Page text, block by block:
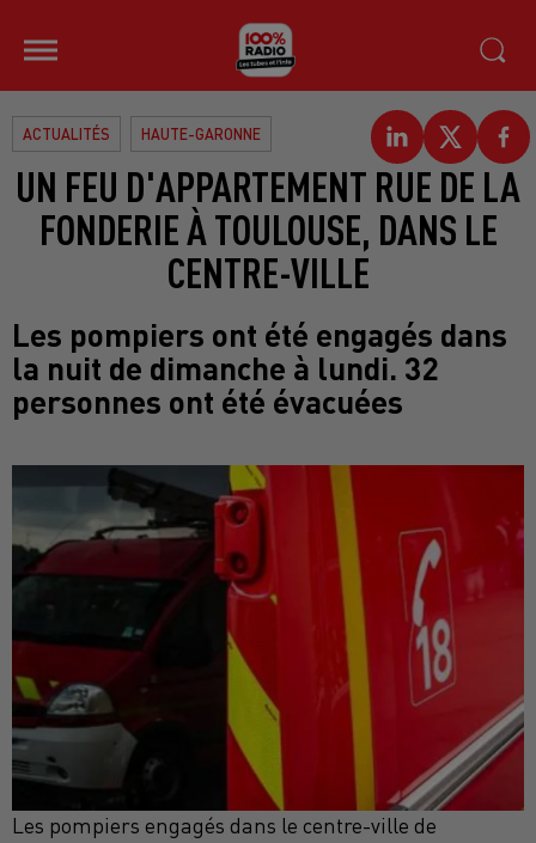
ACTUALITÉS HAUTE-GARONNE
UN FEU D'APPARTEMENT RUE DE LA
FONDERIE À TOULOUSE, DANS LE
CENTRE-VILLE
Les pompiers ont été engagés dans
la nuit de dimanche à lundi. 32
personnes ont été évacuées
Les pompiers engagés dans le centre-ville de